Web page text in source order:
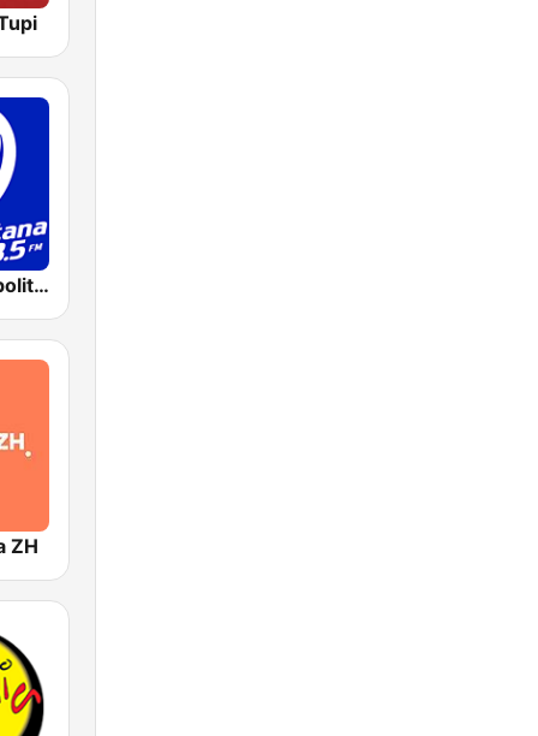
Rádio Metropolitana 98.5 FM
ZH